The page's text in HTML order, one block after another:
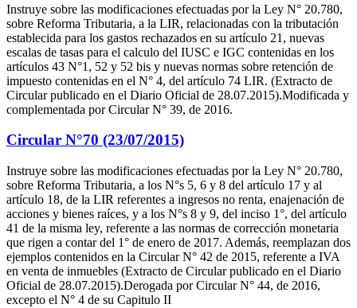
Instruye sobre las modificaciones efectuadas por la Ley N° 20.780,
sobre Reforma Tributaria, a la LIR, relacionadas con la tributación
establecida para los gastos rechazados en su artículo 21, nuevas
escalas de tasas para el calculo del IUSC e IGC contenidas en los
artículos 43 N°1, 52 y 52 bis y nuevas normas sobre retención de
impuesto contenidas en el N° 4, del artículo 74 LIR. (Extracto de
Circular publicado en el Diario Oficial de 28.07.2015).Modificada y
complementada por Circular N° 39, de 2016.
Circular N°70 (23/07/2015)
Instruye sobre las modificaciones efectuadas por la Ley N° 20.780,
sobre Reforma Tributaria, a los N°s 5, 6 y 8 del artículo 17 y al
artículo 18, de la LIR referentes a ingresos no renta, enajenación de
acciones y bienes raíces, y a los N°s 8 y 9, del inciso 1°, del artículo
41 de la misma ley, referente a las normas de corrección monetaria
que rigen a contar del 1° de enero de 2017. Además, reemplazan dos
ejemplos contenidos en la Circular N° 42 de 2015, referente a IVA
en venta de inmuebles (Extracto de Circular publicado en el Diario
Oficial de 28.07.2015).Derogada por Circular N° 44, de 2016,
excepto el N° 4 de su Capitulo II